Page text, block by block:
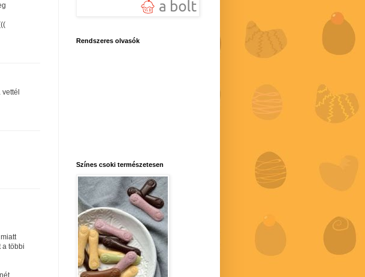
vettél
a többi
Rendszeres olvasók
Színes csoki természetesen